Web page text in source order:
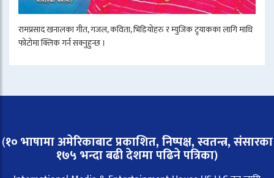
रामप्रसाद खनालका गीत, गजल, कविता, भिडियोहरु र म्युजिक ट्र्याकका लागि माथि
फोटोमा क्लिक गर्न सक्नुहुन्छ ।
(१० भाषामा अमेरिकाबाट प्रकाशित, निष्पक्ष, स्वतन्त्र,संसारका
१७५ भन्दा बढी देशमा पढिने पत्रिका)